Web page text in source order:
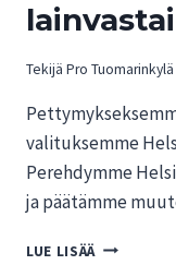
Tekijä Pro Tuomarinkylä
valituksemme
Perehdymme
ja päätämme
LUE LISÄÄ HALLINTO-